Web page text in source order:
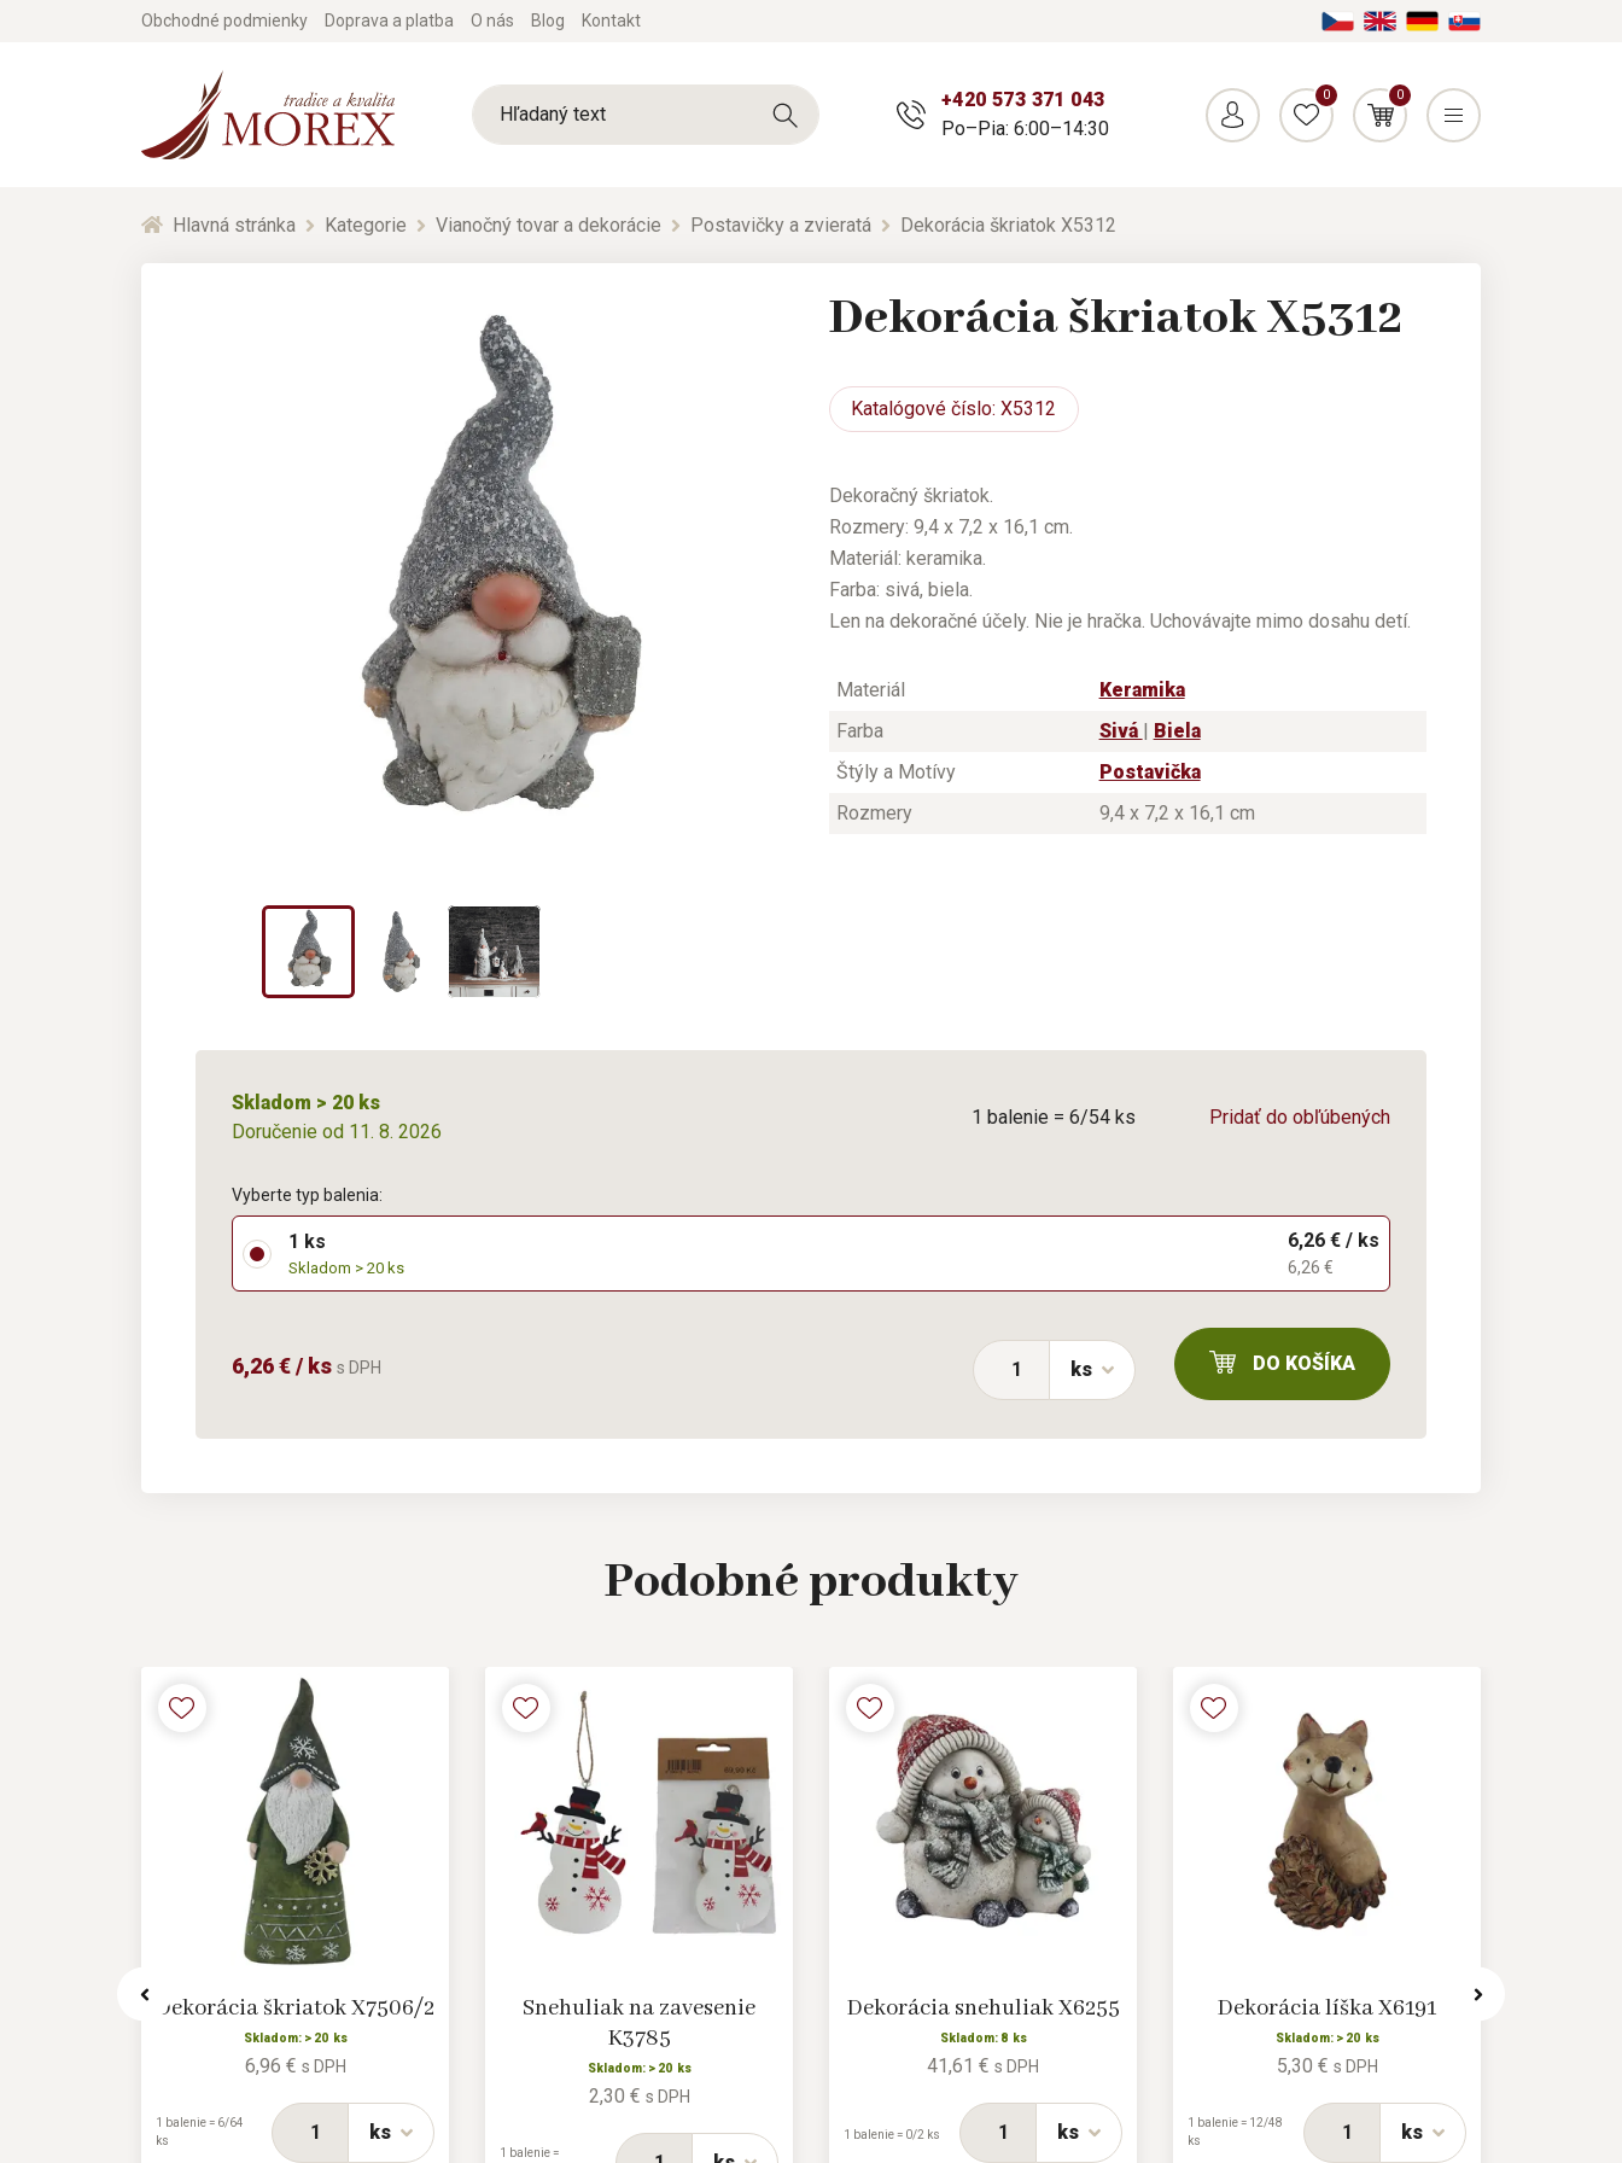
Obchodné podmienky Doprava a platba O nás Blog Kontakt
+420 573 371 043
Po–Pia: 6:00–14:30
0 0
Hlavná stránka Kategorie Vianočný tovar a dekorácie Postavičky a zvieratá Dekorácia škriatok X5312
Dekorácia škriatok X5312
Katalógové číslo: X5312
Dekoračný škriatok.
Rozmery: 9,4 x 7,2 x 16,1 cm.
Materiál: keramika.
Farba: sivá, biela.
Len na dekoračné účely. Nie je hračka. Uchovávajte mimo dosahu detí.
Materiál
Keramika
Farba
Sivá
Biela
Štýly a Motívy
Postavička
Rozmery
9,4 x 7,2 x 16,1 cm
Skladom > 20 ks
Doručenie od 11. 8. 2026
1 balenie = 6/54 ks Pridať do obľúbených
Vyberte typ balenia:
1 ks
Skladom > 20 ks
6,26 € / ks
6,26 €
6,26 € / ks s DPH ks DO KOŠÍKA
Podobnéprodukty
Dekorácia škriatok X7506/2
Skladom: > 20 ks
6,96 € s DPH
ks
1 balenie = 6/64
ks
Snehuliak na zavesenie
K3785
Skladom: > 20 ks
2,30 € s DPH
1 balenie =
Dekorácia snehuliak X6255
Skladom: 8 ks
41,61 € s DPH
ks
1 balenie = 0/2 ks
Dekorácia líška X6191
Skladom: > 20 ks
5,30 € s DPH
ks
1 balenie = 12/48
ks